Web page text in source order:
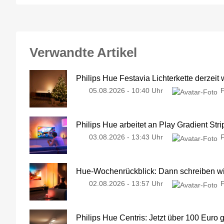
Verwandte Artikel
Philips Hue Festavia Lichterkette derzeit
05.08.2026 - 10:40 Uhr
Philips Hue arbeitet an Play Gradient
03.08.2026 - 13:43 Uhr
Hue-Wochenrückblick: Dann schreiben
02.08.2026 - 13:57 Uhr
Philips Hue Centris: Jetzt über 100 Euro